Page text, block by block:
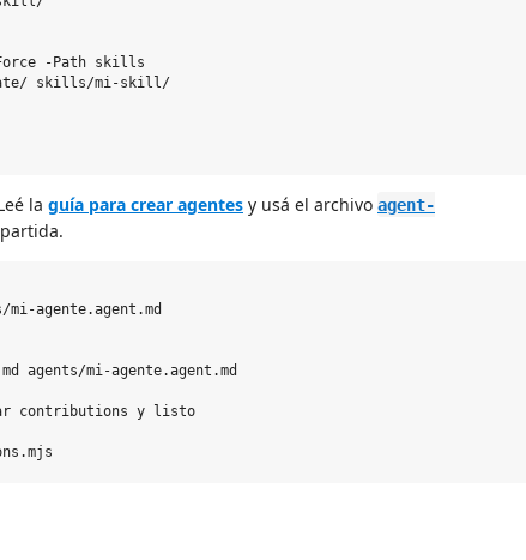
-Path skills
skills/mi-skill/
la guía para crear agentes y usá el archivo agent-
agente.agent.md
agents/mi-agente.agent.md
contributions y listo